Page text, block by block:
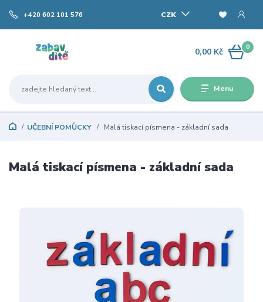
Menu
CZK
+420 602 101 576
0
0,00 Kč
UČEBNÍ POMŮCKY Malá tiskací písmena - základní sada
Malá tiskací písmena - základní sada